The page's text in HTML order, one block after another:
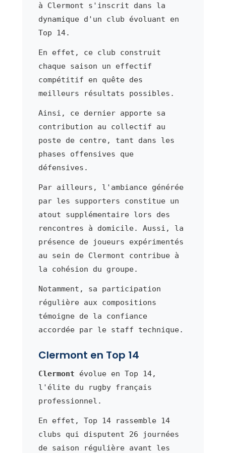
à Clermont s'inscrit dans la
dynamique d'un club évoluant en
Top 14.
En effet, ce club construit
chaque saison un effectif
compétitif en quête des
meilleurs résultats possibles.
Ainsi, ce dernier apporte sa
contribution au collectif au
poste de centre, tant dans les
phases offensives que
défensives.
Par ailleurs, l'ambiance générée
par les supporters constitue un
atout supplémentaire lors des
rencontres à domicile. Aussi, la
présence de joueurs expérimentés
au sein de Clermont contribue à
la cohésion du groupe.
Notamment, sa participation
régulière aux compositions
témoigne de la confiance
accordée par le staff technique.
Clermont en Top 14
Clermont évolue en Top 14,
l'élite du rugby français
professionnel.
En effet, Top 14 rassemble 14
clubs qui disputent 26 journées
de saison régulière avant les